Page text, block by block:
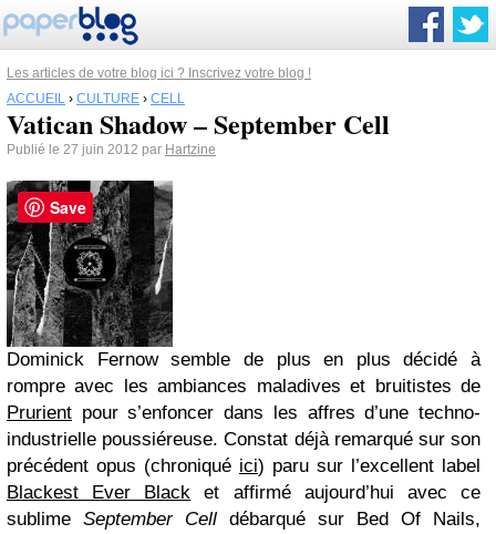
Les articles de votre blog ici ? Inscrivez votre blog !
ACCUEIL › CULTURE › CELL
Vatican Shadow – September Cell
Publié le 27 juin 2012 par Hartzine
Dominick Fernow semble de plus en plus décidé à
rompre avec les ambiances maladives et bruitistes de
Prurient pour s’enfoncer dans les affres d’une techno-
industrielle poussiéreuse. Constat déjà remarqué sur son
précédent opus (chroniqué ici) paru sur l’excellent label
Blackest Ever Black et affirmé aujourd’hui avec ce
sublime September Cell débarqué sur Bed Of Nails,
Save